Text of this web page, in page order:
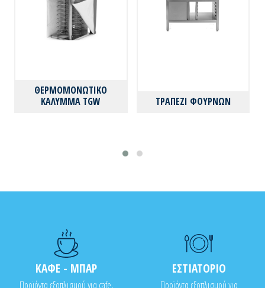
ΘΕΡΜΟΜΟΝΩΤΙΚΟ
ΚΑΛΥΜΜΑ TGW
ΤΡΑΠΕΖΙ ΦΟΥΡΝΩΝ
ΚΑΦΕ - ΜΠΑΡ
Προϊόντα εξοπλισμού για cafe,
ΕΣΤΙΑΤΟΡΙΟ
Προϊόντα εξοπλισμού για